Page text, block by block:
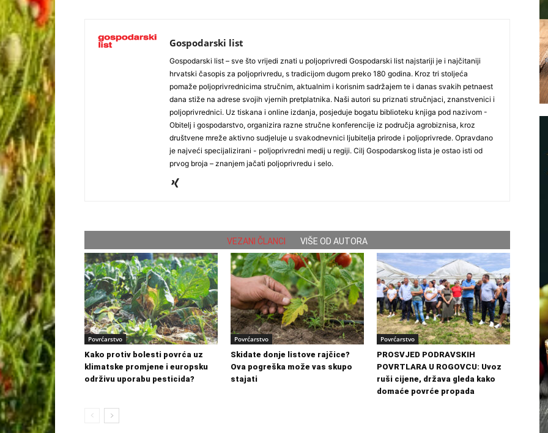
Gospodarski list
Gospodarski list – sve što vrijedi znati u poljoprivredi Gospodarski list najstariji je i najčitaniji
hrvatski časopis za poljoprivredu, s tradicijom dugom preko 180 godina. Kroz tri stoljeća
pomaže poljoprivrednicima stručnim, aktualnim i korisnim sadržajem te i danas svakih petnaest
dana stiže na adrese svojih vjernih pretplatnika. Naši autori su priznati stručnjaci, znanstvenici i
poljoprivrednici. Uz tiskana i online izdanja, posjeduje bogatu biblioteku knjiga pod nazivom -
Obitelj i gospodarstvo, organizira razne stručne konferencije iz područja agrobiznisa, kroz
društvene mreže aktivno sudjeluje u svakodnevnici ljubitelja prirode i poljoprivrede. Opravdano
je najveći specijalizirani - poljoprivredni medij u regiji. Cilj Gospodarskog lista je ostao isti od
prvog broja – znanjem jačati poljoprivredu i selo.
VEZANI ČLANCI VIŠE OD AUTORA
Povrćarstvo
Kako protiv bolesti povrća uz
klimatske promjene i europsku
održivu uporabu pesticida?
Povrćarstvo
Skidate donje listove rajčice?
Ova pogreška može vas skupo
stajati
Povrćarstvo
PROSVJED PODRAVSKIH
POVRTLARA U ROGOVCU: Uvoz
ruši cijene, država gleda kako
domaće povrće propada